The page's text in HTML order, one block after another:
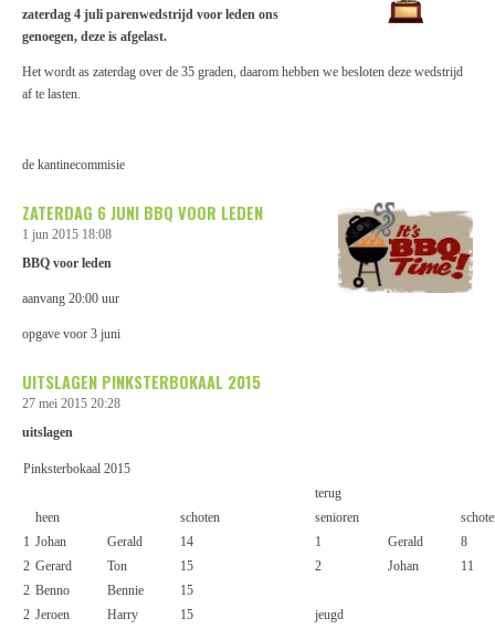
zaterdag 4 juli parenwedstrijd voor leden ons
genoegen, deze is afgelast.
Het wordt as zaterdag over de 35 graden, daarom hebben we besloten deze wedstrijd
af te lasten.
de kantinecommisie
ZATERDAG 6 JUNI BBQ VOOR LEDEN
1 jun 2015 18:08
BBQ voor leden
aanvang 20:00 uur
opgave voor 3 juni
UITSLAGEN PINKSTERBOKAAL 2015
27 mei 2015 20:28
uitslagen
Pinksterbokaal 2015
terug
heen
schoten senioren
1 Johan Gerald 14 1 Gerald
8
2 Gerard Ton 15 2 Johan
11
2 Benno Bennie
15
2 Jeroen Harry 15
jeugd